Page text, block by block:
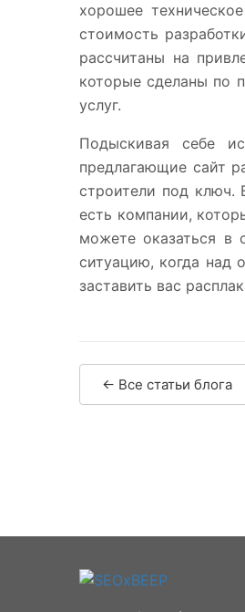
хорошее
стоимость
рассчитаны на
которые сделаны по
услуг.
Подыскивая себе
предлагающие сайт
строители под ключ.
есть компании,
можете оказаться в
ситуацию, когда над
заставить вас
← Все статьи блога